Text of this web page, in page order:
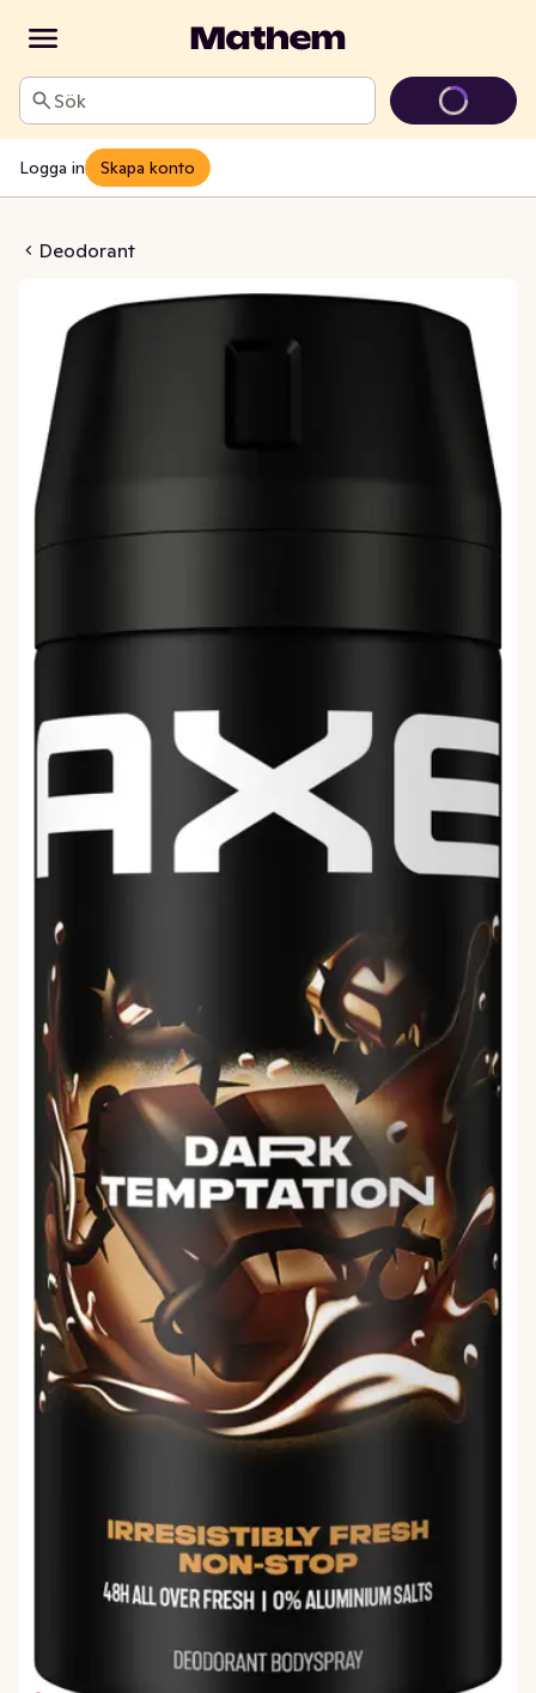
Sök
Logga in Skapa konto
Deodorant
Temptation Men 48h